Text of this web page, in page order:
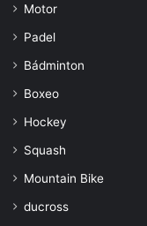
Motor
Padel
Bádminton
Boxeo
Hockey
Squash
Mountain Bike
ducross